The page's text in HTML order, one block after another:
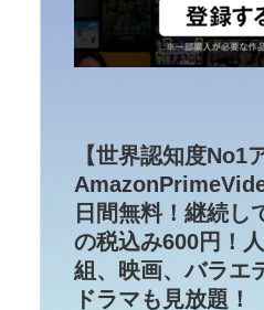
【世界認知度No1
日間無料！継続し
の税込み600円！
組、映画、バラエ
ドラマも見放題！